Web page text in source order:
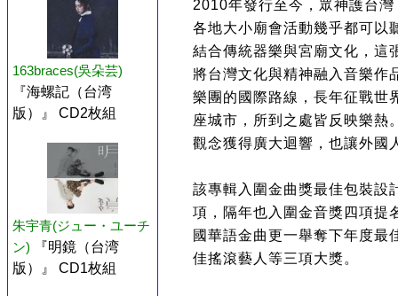
163braces(吳朵芸)
『海螺記（台湾
版）』 CD2枚組
朱宇青(ジュー・ユーチ
ン)
『明鏡（台湾
版）』 CD1枚組
2010年發行至今，眾神護台
各地大小廟會活動幾乎都可以
結合傳統器樂與宮廟文化，這
將台灣文化與精神融入音樂作
樂團的國際路線，長年征戰世
座城市，所到之處皆反映樂熱
觀念獲得廣大迴響，也讓外國
該專輯入圍金曲獎最佳包裝設
項，隔年也入圍金音獎四項提
國華語金曲更一舉奪下年度最
佳搖滾藝人等三項大獎。